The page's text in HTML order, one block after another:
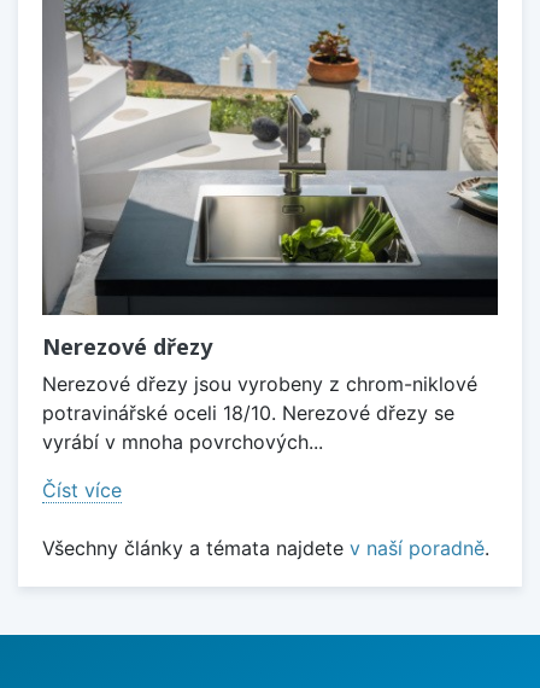
Nerezové dřezy
Nerezové dřezy jsou vyrobeny z chrom-niklové
potravinářské oceli 18/10. Nerezové dřezy se
vyrábí v mnoha povrchových...
Číst více
Všechny články a témata najdete v naší poradně.